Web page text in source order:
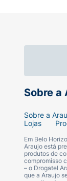
Sobre a
Sobre a
Lojas
Em Belo
Araujo está
produtos de
compromisso
– o Drogatel
que a Araujo